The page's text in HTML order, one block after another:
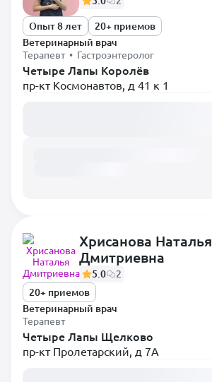
Опыт 8 лет
20+ приемов
Ветеринарный врач
Терапевт • Гастроэнтеролог
Четыре Лапы Королёв
пр-кт Космонавтов, д 41 к 1
Хрисанова Наталья
Дмитриевна
5.0
2
20+ приемов
Ветеринарный врач
Терапевт
Четыре Лапы Щелково
пр-кт Пролетарский, д 7А